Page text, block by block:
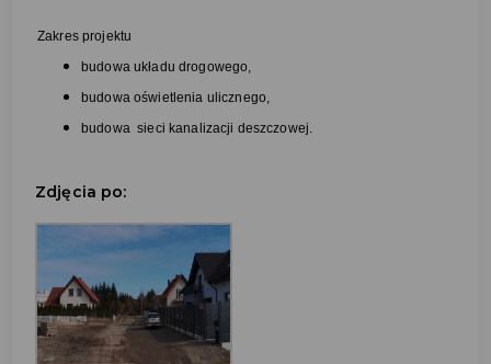
Zakres projektu
budowa układu drogowego,
budowa oświetlenia ulicznego,
budowa sieci kanalizacji deszczowej.
Zdjęcia po: